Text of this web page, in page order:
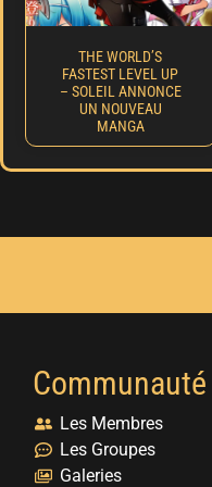
THE WORLD’S
FASTEST LEVEL UP
– SOLEIL ANNONCE
UN NOUVEAU
MANGA
Communauté
Les Membres
Les Groupes
Galeries